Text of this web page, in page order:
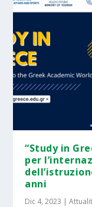
“Study in
per
anni
Dic 4, 2023 |